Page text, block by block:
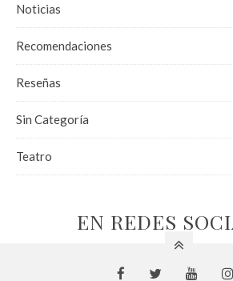
Noticias
Recomendaciones
Reseñas
Sin Categoría
Teatro
EN REDES